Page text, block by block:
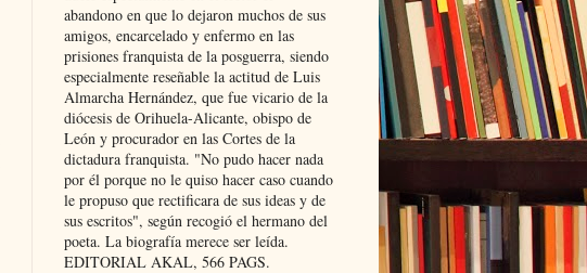
abandono en que lo dejaron muchos de sus
amigos, encarcelado y enfermo en las
prisiones franquista de la posguerra, siendo
especialmente reseñable la actitud de Luis
Almarcha Hernández, que fue vicario de la
diócesis de Orihuela-Alicante, obispo de
León y procurador en las Cortes de la
dictadura franquista. "No pudo hacer nada
por él porque no le quiso hacer caso cuando
le propuso que rectificara de sus ideas y de
sus escritos", según recogió el hermano del
poeta. La biografía merece ser leída.
EDITORIAL AKAL, 566 PAGS.